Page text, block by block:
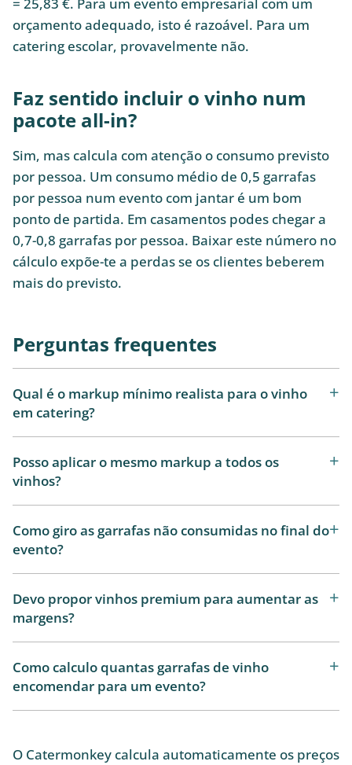
orçamento adequado, isto é razoável. Para um
catering escolar, provavelmente não.
Faz sentido incluir o vinho num
pacote all-in?
Sim, mas calcula com atenção o consumo previsto
por pessoa. Um consumo médio de 0,5 garrafas
por pessoa num evento com jantar é um bom
ponto de partida. Em casamentos podes chegar a
0,7-0,8 garrafas por pessoa. Baixar este número no
cálculo expõe-te a perdas se os clientes beberem
mais do previsto.
Perguntas frequentes
Qual é o markup mínimo realista para o vinho
em catering?
Posso aplicar o mesmo markup a todos os
vinhos?
Como giro as garrafas não consumidas no final do
evento?
Devo propor vinhos premium para aumentar as
margens?
Como calculo quantas garrafas de vinho
encomendar para um evento?
O Catermonkey calcula automaticamente os preços